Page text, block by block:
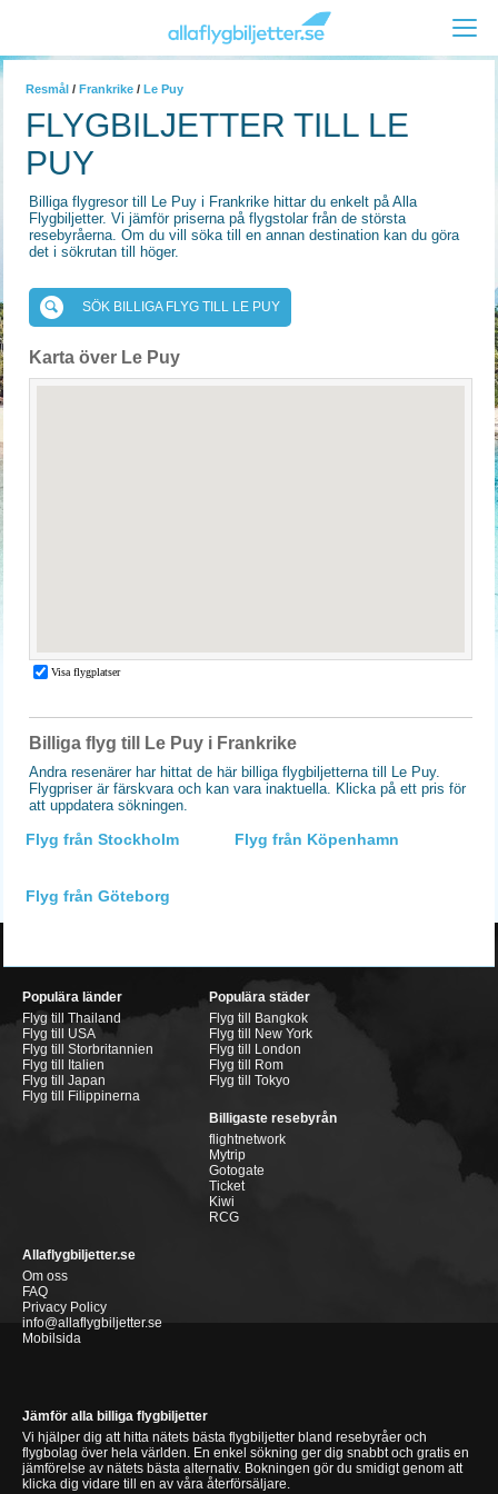
Resmål / Frankrike / Le Puy
FLYGBILJETTER TILL LE
PUY
Billiga flygresor till Le Puy i Frankrike hittar du enkelt på Alla
Flygbiljetter. Vi jämför priserna på flygstolar från de största
resebyråerna. Om du vill söka till en annan destination kan du göra
det i sökrutan till höger.
SÖK BILLIGA FLYG TILL LE PUY
Karta över Le Puy
Billiga flyg till Le Puy i Frankrike
Andra resenärer har hittat de här billiga flygbiljetterna till Le Puy.
Flygpriser är färskvara och kan vara inaktuella. Klicka på ett pris för
att uppdatera sökningen.
Flyg från Stockholm Flyg från Köpenhamn
Flyg från Göteborg
Populära länder
Flyg till Thailand
Flyg till USA
Flyg till Storbritannien
Flyg till Italien
Flyg till Japan
Flyg till Filippinerna
Populära städer
Flyg till Bangkok
Flyg till New York
Flyg till London
Flyg till Rom
Flyg till Tokyo
Billigaste resebyrån
flightnetwork
Mytrip
Gotogate
Ticket
Kiwi
RCG
Allaflygbiljetter.se
Om oss
FAQ
Privacy Policy
info@allaflygbiljetter.se
Mobilsida
Jämför alla billiga flygbiljetter
Vi hjälper dig att hitta nätets bästa flygbiljetter bland resebyråer och
flygbolag över hela världen. En enkel sökning ger dig snabbt och gratis en
jämförelse av nätets bästa alternativ. Bokningen gör du smidigt genom att
klicka dig vidare till en av våra återförsäljare.